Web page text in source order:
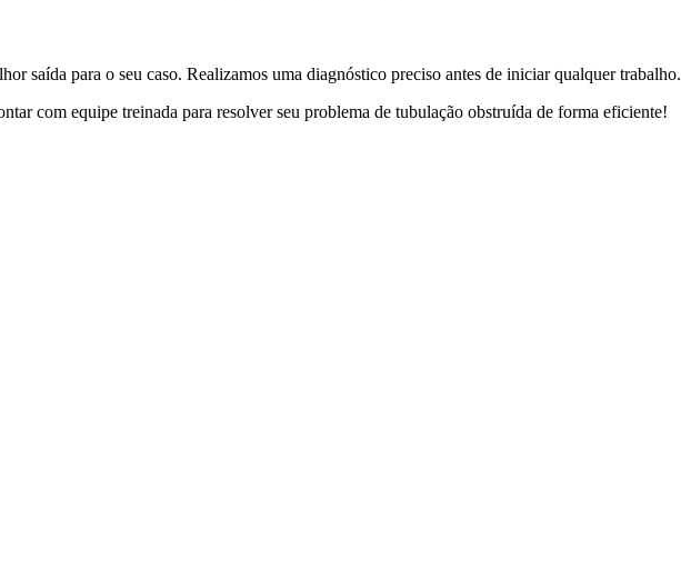
saída para o seu caso. Realizamos uma diagnóstico preciso antes de iniciar qualquer trabalho.
com equipe treinada para resolver seu problema de tubulação obstruída de forma eficiente!